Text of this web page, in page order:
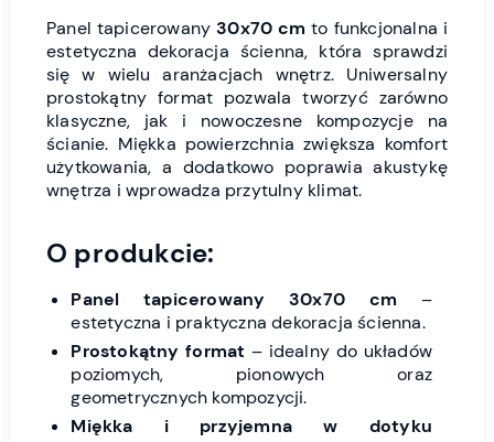
Panel tapicerowany30x70 cm to funkcjonalna i
estetyczna dekoracja ścienna, która sprawdzi
się w wielu aranżacjach wnętrz. Uniwersalny
prostokątny format pozwala tworzyć zarówno
klasyczne, jak i nowoczesne kompozycje na
ścianie. Miękka powierzchnia zwiększa komfort
użytkowania, a dodatkowo poprawia akustykę
wnętrza i wprowadza przytulny klimat.
O produkcie:
Panel tapicerowany 30x70 cm –
estetyczna i praktyczna dekoracja ścienna.
Prostokątny format – idealny do układów
poziomych, pionowych oraz
geometrycznych kompozycji.
Miękka i przyjemna w dotyku